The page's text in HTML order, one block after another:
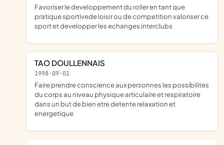
favoriser le developpement du roller en tant que
pratique sportivede loisir ou de competition valoriser ce
sport et developper les echanges interclubs
TAO DOULLENNAIS
1998-09-01
faire prendre conscience aux personnes les possibilites
du corps au niveau physique articulaire et respiratoire
dans un but de bien etre detente relaxation et
energetique